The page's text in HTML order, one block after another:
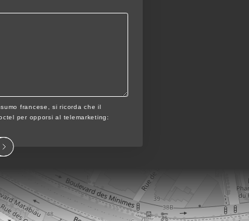
francese, si ricorda che il
per opporsi al telemarketing: